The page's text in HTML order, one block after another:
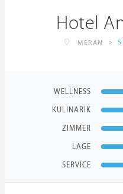
Hotel
MERAN >
WELLNESS
KULINARIK
ZIMMER
LAGE
SERVICE